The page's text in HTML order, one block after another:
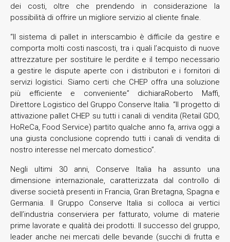
dei costi, oltre che prendendo in considerazione la
possibilità di offrire un migliore servizio al cliente finale.
“Il sistema di pallet in interscambio è difficile da gestire e
comporta molti costi nascosti, tra i quali l’acquisto di nuove
attrezzature per sostituire le perdite e il tempo necessario
a gestire le dispute aperte con i distributori e i fornitori di
servizi logistici. Siamo certi che CHEP offra una soluzione
più efficiente e conveniente” dichiaraRoberto Maffi,
Direttore Logistico del Gruppo Conserve Italia. “Il progetto di
attivazione pallet CHEP su tutti i canali di vendita (Retail GDO,
HoReCa, Food Service) partito qualche anno fa, arriva oggi a
una giusta conclusione coprendo tutti i canali di vendita di
nostro interesse nel mercato domestico”.
Negli ultimi 30 anni, Conserve Italia ha assunto una
dimensione internazionale, caratterizzata dal controllo di
diverse società presenti in Francia, Gran Bretagna, Spagna e
Germania. Il Gruppo Conserve Italia si colloca ai vertici
dell’industria conserviera per fatturato, volume di materie
prime lavorate e qualità dei prodotti. Il successo del gruppo,
leader anche nei mercati delle bevande (succhi di frutta e